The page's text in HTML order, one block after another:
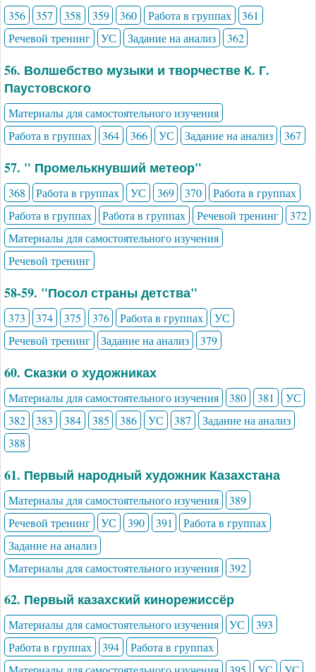
356 357 358 359 360 Работа в группах
361
Речевой тренинг
УС Задание на анализ 362
56. Волшебство музыки и творчестве К. Г.
Паустовского
Материалы для самостоятельного изучения
Работа в группах
364 366 УС Задание на анализ 367
57. " Промелькнувший метеор"
368 Работа в группах УС 369 370
Работа в группах
Работа в группах
Работа в группах Речевой тренинг
372
Материалы для самостоятельного изучения
Речевой тренинг
58-59. "Посол страны детства"
373 374 375 376 Работа в группах
УС
Речевой тренинг
Задание на анализ 379
60. Сказки о художниках
Материалы для самостоятельного изучения 380 381
УС
382
383 384 385 386 УС 387
Задание на анализ
388
61. Первый народный художник Казахстана
Материалы для самостоятельного изучения
389
Речевой тренинг
УС 390 391
Работа в группах
Задание на анализ
Материалы для самостоятельного изучения
392
62. Первый казахский кинорежиссёр
Материалы для самостоятельного изучения УС
393
Работа в группах
394
Работа в группах